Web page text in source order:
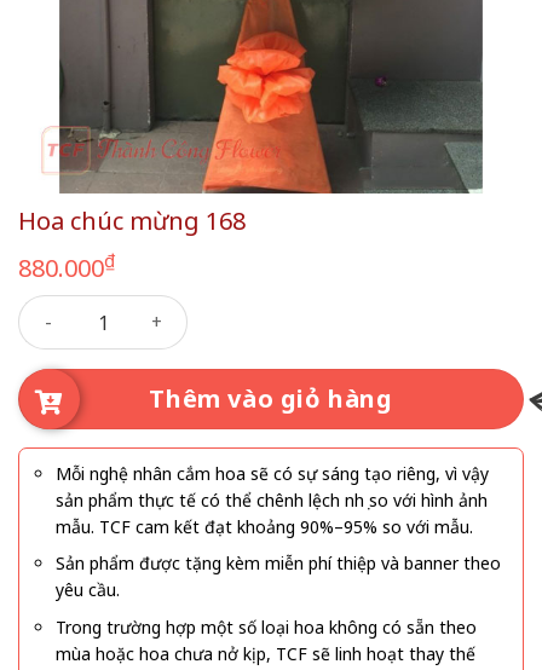
Hoa chúc mừng 168
880.000₫
Hoa chúc mừng 168 số lượng
Thêm vào giỏ hàng
Mỗi nghệ nhân cắm hoa sẽ có sự sáng tạo riêng, vì vậy
sản phẩm thực tế có thể chênh lệch nhẹ so với hình ảnh
mẫu. TCF cam kết đạt khoảng 90%–95% so với mẫu.
Sản phẩm được tặng kèm miễn phí thiệp và banner theo
yêu cầu.
Trong trường hợp một số loại hoa không có sẵn theo
mùa hoặc hoa chưa nở kịp, TCF sẽ linh hoạt thay thế